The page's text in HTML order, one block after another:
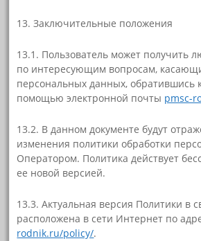
13. Заключительные положения
13.1. Пользователь может получить
по интересующим вопросам,
персональных данных, обратившись
помощью электронной почты pmsc-
13.2. В данном документе будут
изменения политики обработки
Оператором. Политика действует
ее новой версией.
13.3. Актуальная версия Политики в
расположена в сети Интернет по
rodnik.ru/policy/.